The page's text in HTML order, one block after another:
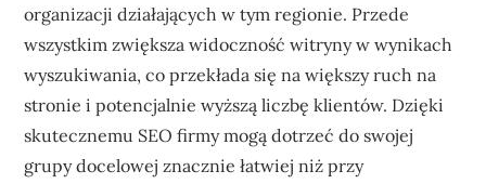
organizacji działających w tym regionie. Przede
wszystkim zwiększa widoczność witryny w wynikach
wyszukiwania, co przekłada się na większy ruch na
stronie i potencjalnie wyższą liczbę klientów. Dzięki
skutecznemu SEO firmy mogą dotrzeć do swojej
grupy docelowej znacznie łatwiej niż przy